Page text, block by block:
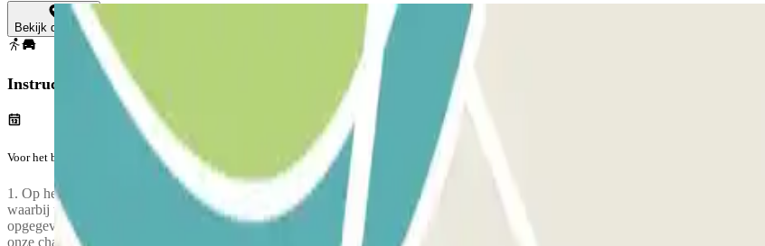
Bekijk de kaart
Instructies
Voor het begin van jouw reis
1. Op het aangegeven punt begint een van de chauffeurs (gekleed in een donkergroen Don Parking zeefdrukvest) met het
waarbij u daarnaast en indien u dit wenst waardevolle voorwerpen kunt vastleggen (interieur). • Beide partijen
opgegeven e-mailadres. U dient vooraf de wettekst te raadplegen in het onderdeel “Algemene Voorwaarden” van de website
onze chauffeur u aan het ophaalproces.